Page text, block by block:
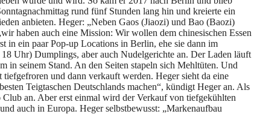
rund fünf Stunden lang hin und kreierte ein
anbieten. Heger: „Neben Gaos (Jiaozi) und Bao (Baozi)
haben auch eine Mission: Wir wollen dem chinesischen Essen
in ein paar Pop-up Locations in Berlin, ehe sie dann im
Uhr) Dumplings, aber auch Nudelgerichte an. Der Laden läuft
in seinem Stand. An den Seiten stapeln sich Mehltüten. Und
und dann verkauft werden. Heger sieht da eine
Teigtaschen Deutschlands machen“, kündigt Heger an. Als
an. Aber erst einmal wird der Verkauf von tiefgekühlten
auch in Europa. Heger selbstbewusst: „Markenaufbau